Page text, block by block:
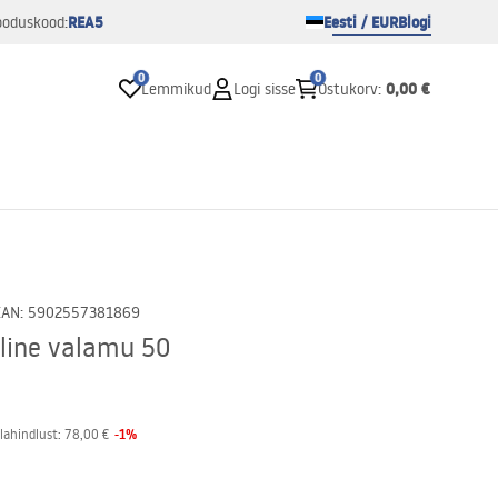
REA5 Eesti / EURBlogi
0
Lemmikud Logi sisse
0
Ostukorv: 0,00 €
: 5902557381869
valamu 50
78,00 € -1%